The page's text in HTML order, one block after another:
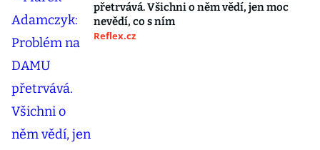
přetrvává. Všichni o něm vědí, jen moc
nevědí, co s ním
Reflex.cz